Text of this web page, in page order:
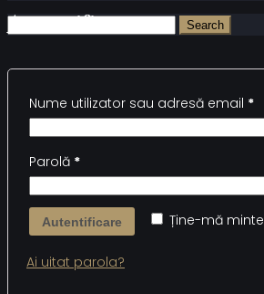
Autentificare
Nume utilizator sau adresă email *
Parolă *
Ține-mă minte
Autentificare
Ai uitat parola?